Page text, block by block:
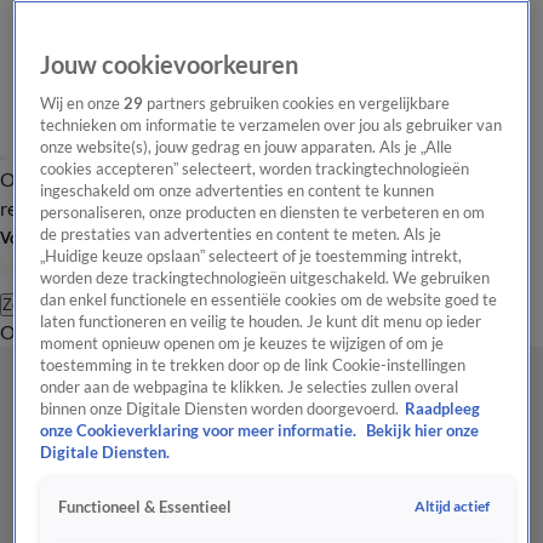
Overzicht Laatste nieuws Regionieuws Het beste van Hart
Tip de
redactie
Volg Hart van Nederland
Zoeken
OverzichtRegioUitzendingenWeerTip de redactiePanelVideo's
Jouw cookievoorkeuren
Wij en onze29 partners gebruiken cookies en vergelijkbare
technieken om informatie te verzamelen over jou als gebruiker van
onze website(s), jouw gedrag en jouw apparaten. Als je „Alle
cookies accepteren” selecteert, worden trackingtechnologieën
ingeschakeld om onze advertenties en content te kunnen
personaliseren, onze producten en diensten te verbeteren en om
de prestaties van advertenties en content te meten. Als je
„Huidige keuze opslaan” selecteert of je toestemming intrekt,
worden deze trackingtechnologieën uitgeschakeld. We gebruiken
dan enkel functionele en essentiële cookies om de website goed te
laten functioneren en veilig te houden. Je kunt dit menu op ieder
moment opnieuw openen om je keuzes te wijzigen of om je
toestemming in te trekken door op de link Cookie-instellingen
onder aan de webpagina te klikken. Je selecties zullen overal
binnen onze Digitale Diensten worden doorgevoerd. Raadpleeg
onze Cookieverklaring voor meer informatie.
Bekijk hier onze
Digitale Diensten.
Functioneel & Essentieel Altijd actief